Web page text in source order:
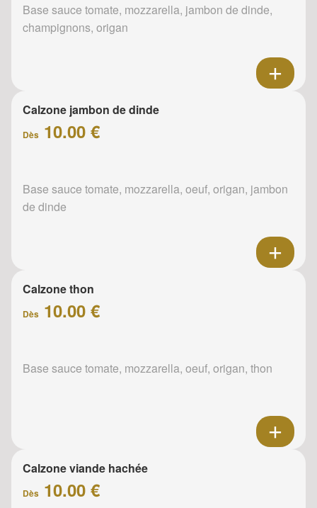
Base sauce tomate, mozzarella, jambon de dinde,
champignons, origan
Calzone jambon de dinde
Dès 10.00 €
Base sauce tomate, mozzarella, oeuf, origan, jambon
de dinde
Calzone thon
Dès 10.00 €
Base sauce tomate, mozzarella, oeuf, origan, thon
Calzone viande hachée
Dès 10.00 €